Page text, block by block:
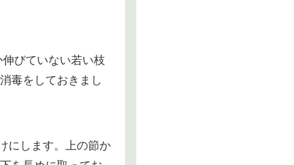
びていない若い枝
毒をしておきまし
にします。上の節か